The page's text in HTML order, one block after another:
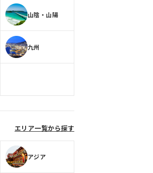
山陰・山陽
九州
エリア一覧から探す
アジア